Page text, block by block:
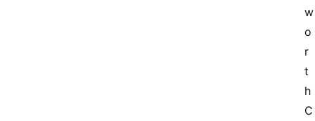
w
o
r
t
h
C